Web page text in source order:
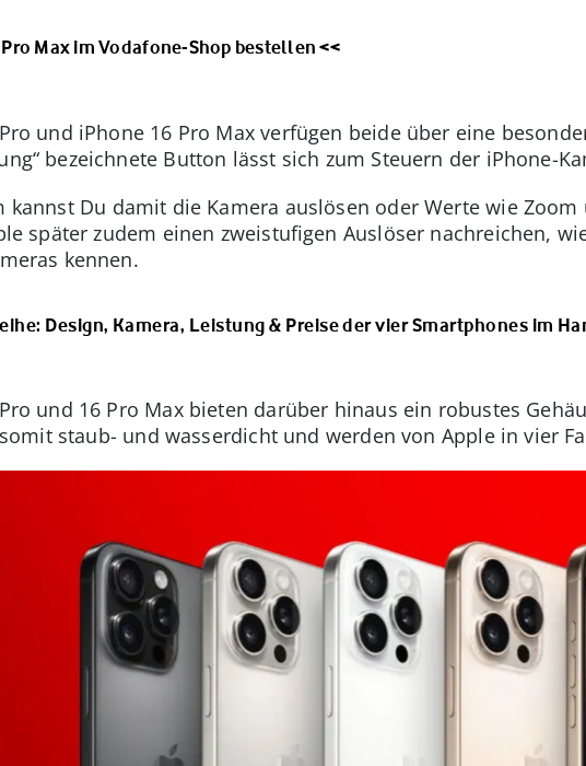
Max im Vodafone-Shop bestellen <<
und iPhone 16 Pro Max verfügen beide über eine
bezeichnete Button lässt sich zum Steuern der iPhone-
kannst Du damit die Kamera auslösen oder Werte wie
später zudem einen zweistufigen Auslöser nachreichen,
kennen.
Design, Kamera, Leistung & Preise der vier Smartphones im
und 16 Pro Max bieten darüber hinaus ein robustes
staub- und wasserdicht und werden von Apple in vier